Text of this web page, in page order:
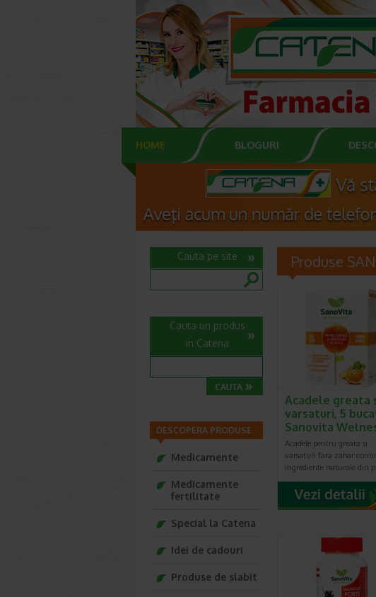
HOME BLOGURI
Produse
Acadele greata
varsaturi, 5
Sanovita
Acadele pentru greata si
varsaturi fara zahar
ingrediente naturale din
Cauta pe site
Cauta un produs
in Catena
DESCOPERA PRODUSE
Medicamente
Medicamente
fertilitate
Special la Catena
Idei de cadouri
Produse de slabit